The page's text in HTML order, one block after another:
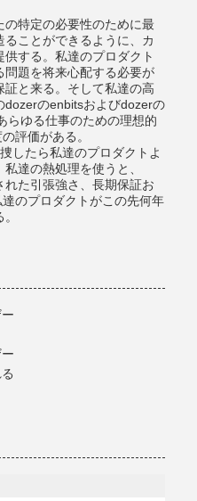
の特定の必要性のために最
ことができるように、カ
する。私達のプロダクト
題を将来心配する必要が
と来る。そして私達の高
dozerのenbitsおよびdozerの
らゆる仕事のための理想的
評価がある。
したら私達のプロダクトよ
達の熱処理を使うと、
た引張強さ、長期保証お
のプロダクトがこの先何年